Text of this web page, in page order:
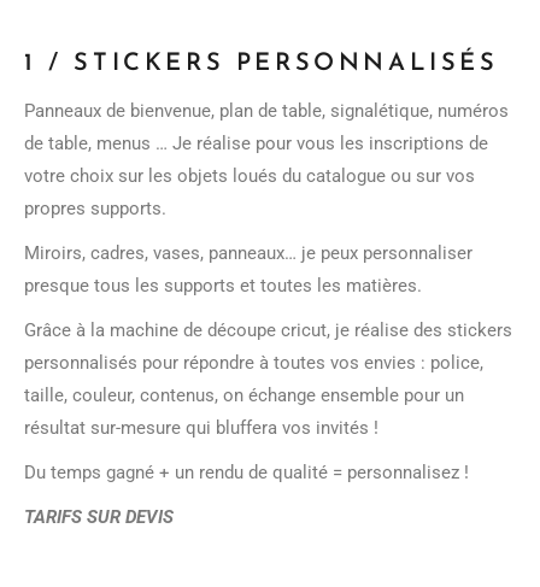
1 / STICKERS PERSONNALISÉS
Panneaux de bienvenue, plan de table, signalétique, numéros
de table, menus … Je réalise pour vous les inscriptions de
votre choix sur les objets loués du catalogue ou sur vos
propres supports.
Miroirs, cadres, vases, panneaux… je peux personnaliser
presque tous les supports et toutes les matières.
Grâce à la machine de découpe cricut, je réalise des stickers
personnalisés pour répondre à toutes vos envies : police,
taille, couleur, contenus, on échange ensemble pour un
résultat sur-mesure qui bluffera vos invités !
Du temps gagné + un rendu de qualité = personnalisez !
TARIFS SUR DEVIS